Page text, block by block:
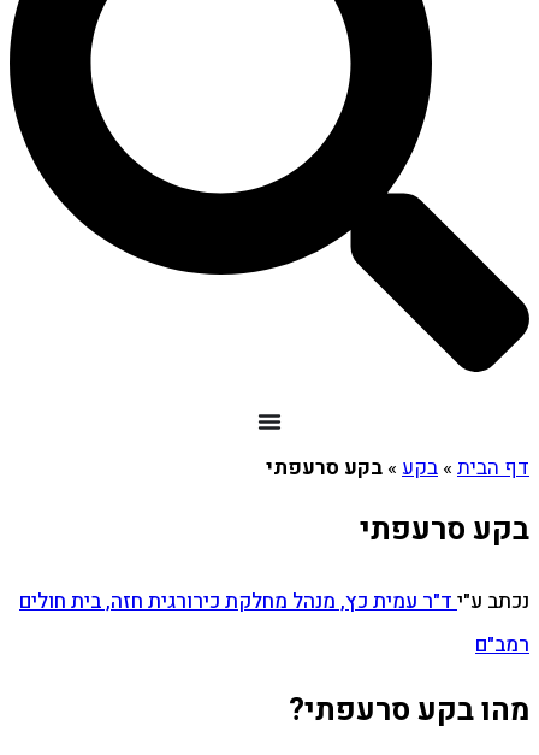
דף הבית » בקע » בקע סרעפתי
בקע סרעפתי
נכתב ע"יד"ר עמית כץ, מנהל מחלקת כירורגית חזה, בית חולים
רמב"ם
מהו בקע סרעפתי?